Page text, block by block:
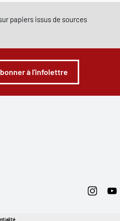
papiers issus de sources
à l'infolettre
Instagram